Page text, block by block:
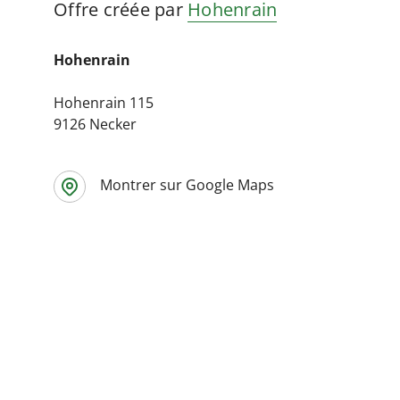
Offre créée par Hohenrain
Hohenrain
Hohenrain 115
9126 Necker
Montrer sur Google Maps